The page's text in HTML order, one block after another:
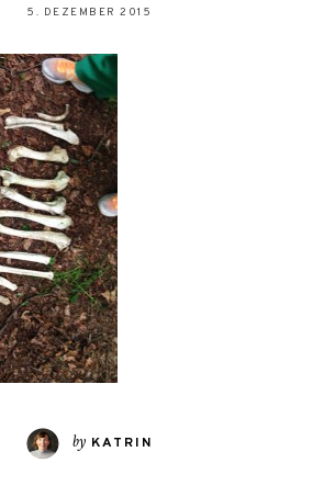
5. DEZEMBER 2015
by KATRIN